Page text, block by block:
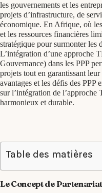
les gouvernements et les
projets d’infrastructure, de
économique. En Afrique, où
et les ressources financières
stratégique pour surmonter les
L’intégration d’une approche
Gouvernance) dans les PPP
projets tout en garantissant
avantages et les défis des
sur l’intégration de
harmonieux et durable.
Table des matières
Le Concept de